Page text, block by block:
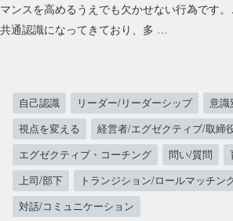
マンスを高めるうえでも欠かせない行為です
共通認識になってきており、多 …
ド
バ
ッ
ク
を
活
自己認識 リーダー/リーダーシップ
意識
視点を変える
経営者/エグゼクティブ/取締
エグゼクティブ・コーチング
問い/質問
上司/部下
トランジション/ロールマッチン
対話/コミュニケーション